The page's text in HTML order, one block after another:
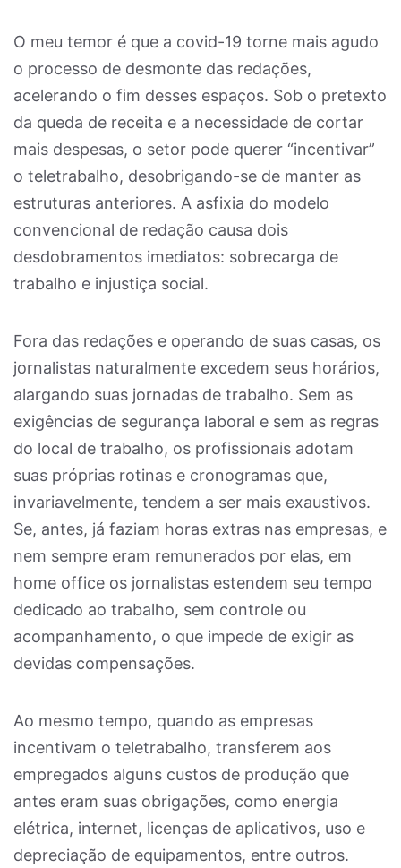
O meu temor é que a covid-19 torne mais agudo
o processo de desmonte das redações,
acelerando o fim desses espaços. Sob o pretexto
da queda de receita e a necessidade de cortar
mais despesas, o setor pode querer “incentivar”
o teletrabalho, desobrigando-se de manter as
estruturas anteriores. A asfixia do modelo
convencional de redação causa dois
desdobramentos imediatos: sobrecarga de
trabalho e injustiça social.
Fora das redações e operando de suas casas, os
jornalistas naturalmente excedem seus horários,
alargando suas jornadas de trabalho. Sem as
exigências de segurança laboral e sem as regras
do local de trabalho, os profissionais adotam
suas próprias rotinas e cronogramas que,
invariavelmente, tendem a ser mais exaustivos.
Se, antes, já faziam horas extras nas empresas, e
nem sempre eram remunerados por elas, em
home office os jornalistas estendem seu tempo
dedicado ao trabalho, sem controle ou
acompanhamento, o que impede de exigir as
devidas compensações.
Ao mesmo tempo, quando as empresas
incentivam o teletrabalho, transferem aos
empregados alguns custos de produção que
antes eram suas obrigações, como energia
elétrica, internet, licenças de aplicativos, uso e
depreciação de equipamentos, entre outros.